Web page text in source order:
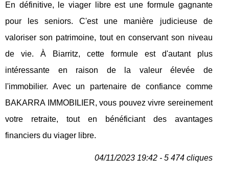
En définitive, le viager libre est une formule gagnante
pour les seniors. C'est une manière judicieuse de
valoriser son patrimoine, tout en conservant son niveau
de vie. À Biarritz, cette formule est d'autant plus
intéressante en raison de la valeur élevée de
l'immobilier. Avec un partenaire de confiance comme
BAKARRA IMMOBILIER, vous pouvez vivre sereinement
votre retraite, tout en bénéficiant des avantages
financiers du viager libre.
04/11/2023 19:42 - 5 474 cliques